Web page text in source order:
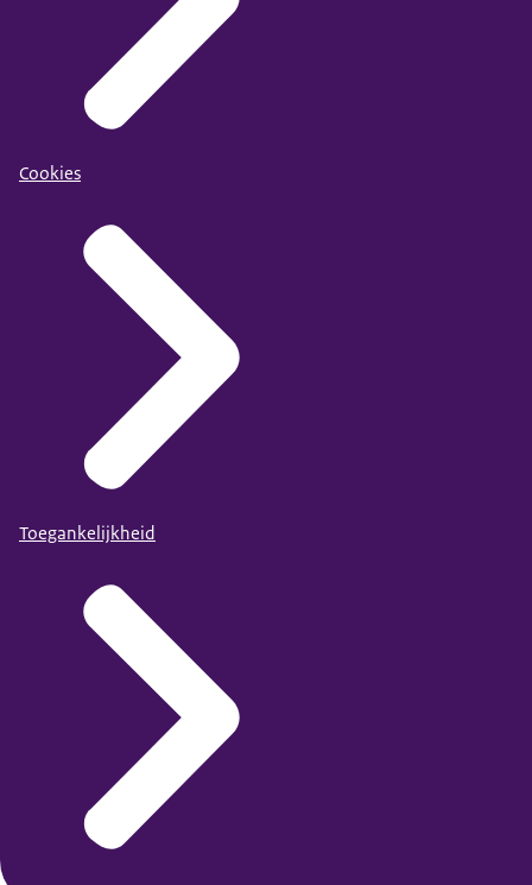
Cookies
Toegankelijkheid